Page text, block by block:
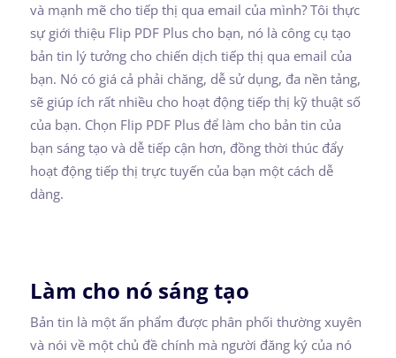
và mạnh mẽ cho tiếp thị qua email của mình? Tôi thực
sự giới thiệu Flip PDF Plus cho bạn, nó là công cụ tạo
bản tin lý tưởng cho chiến dịch tiếp thị qua email của
bạn. Nó có giá cả phải chăng, dễ sử dụng, đa nền tảng,
sẽ giúp ích rất nhiều cho hoạt động tiếp thị kỹ thuật số
của bạn. Chọn Flip PDF Plus để làm cho bản tin của
bạn sáng tạo và dễ tiếp cận hơn, đồng thời thúc đẩy
hoạt động tiếp thị trực tuyến của bạn một cách dễ
dàng.
Làm cho nó sáng tạo
Bản tin là một ấn phẩm được phân phối thường xuyên
và nói về một chủ đề chính mà người đăng ký của nó